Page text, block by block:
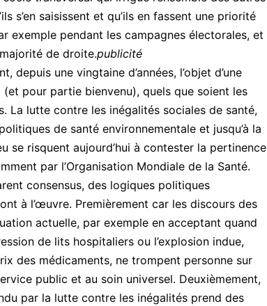
s’en saisissent et qu’ils en fassent une priorité
exemple pendant les campagnes électorales, et
de droite.publicité
depuis une vingtaine d’années, l’objet d’une
pour partie bienvenu), quels que soient les
La lutte contre les inégalités sociales de santé,
de santé environnementale et jusqu’à la
se risquent aujourd’hui à contester la pertinence
par l’Organisation Mondiale de la Santé.
consensus, des logiques politiques
à l’œuvre. Premièrement car les discours des
actuelle, par exemple en acceptant quand
de lits hospitaliers ou l’explosion indue,
des médicaments, ne trompent personne sur
public et au soin universel. Deuxièmement,
par la lutte contre les inégalités prend des